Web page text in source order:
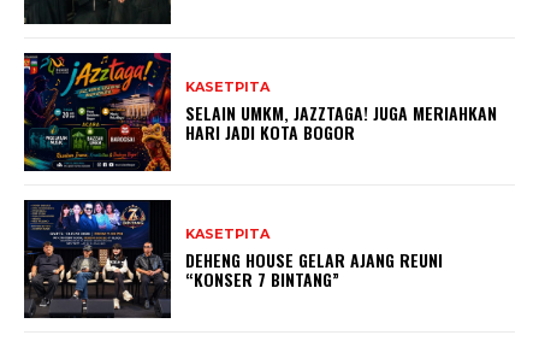
KASETPITA
SELAIN UMKM, JAZZTAGA! JUGA MERIAHKAN
HARI JADI KOTA BOGOR
KASETPITA
DEHENG HOUSE GELAR AJANG REUNI
“KONSER 7 BINTANG”